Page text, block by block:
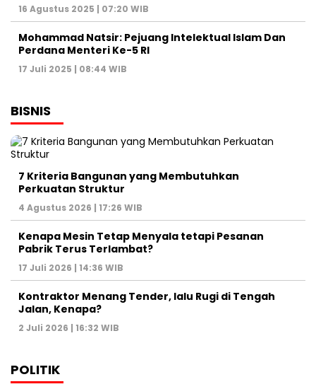
16 Agustus 2025 | 07:20 WIB
Mohammad Natsir: Pejuang Intelektual Islam Dan
Perdana Menteri Ke-5 RI
17 Juli 2025 | 08:44 WIB
BISNIS
7 Kriteria Bangunan yang Membutuhkan
Perkuatan Struktur
4 Agustus 2026 | 17:26 WIB
Kenapa Mesin Tetap Menyala tetapi Pesanan
Pabrik Terus Terlambat?
17 Juli 2026 | 14:36 WIB
Kontraktor Menang Tender, lalu Rugi di Tengah
Jalan, Kenapa?
2 Juli 2026 | 16:32 WIB
POLITIK